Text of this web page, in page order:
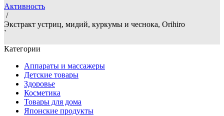
Активность
/
Экстракт устриц, мидий, куркумы и чеснока, Orihiro
`
Категории
Аппараты и массажеры
Детские товары
Здоровье
Косметика
Товары для дома
Японские продукты